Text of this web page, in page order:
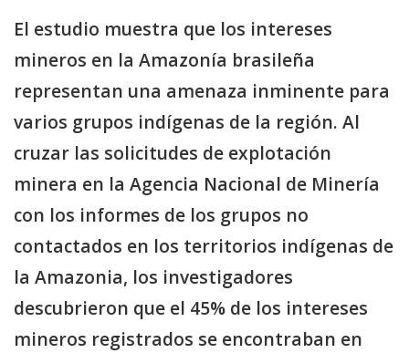
El estudio muestra que los intereses
mineros en la Amazonía brasileña
representan una amenaza inminente para
varios grupos indígenas de la región. Al
cruzar las solicitudes de explotación
minera en la Agencia Nacional de Minería
con los informes de los grupos no
contactados en los territorios indígenas de
la Amazonia, los investigadores
descubrieron que el 45% de los intereses
mineros registrados se encontraban en